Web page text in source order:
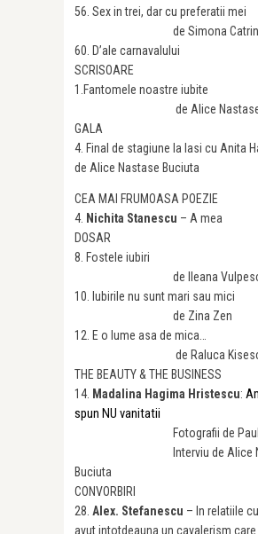
56. Sex in trei, dar cu preferatii mei
de Simona
60. D’ale carnavalului
SCRISOARE
1.Fantomele noastre iubite
de Alice Nastase
GALA
4. Final de stagiune la Iasi cu Anita
de Alice Nastase Buciuta
CEA MAI FRUMOASA POEZIE
4. Nichita Stanescu – A mea
DOSAR
8. Fostele iubiri
de Ileana
10. Iubirile nu sunt mari sau mici
de Zina Zen
12. E o lume asa de mica…
de Raluca
THE BEAUTY & THE BUSINESS
14. Madalina Hagima Hristescu:
spun NU vanitatii
Fotografii de Paul
Interviu de Alice
Buciuta
CONVORBIRI
28. Alex. Stefanescu – In relatiile
avut intotdeauna un cavalerism